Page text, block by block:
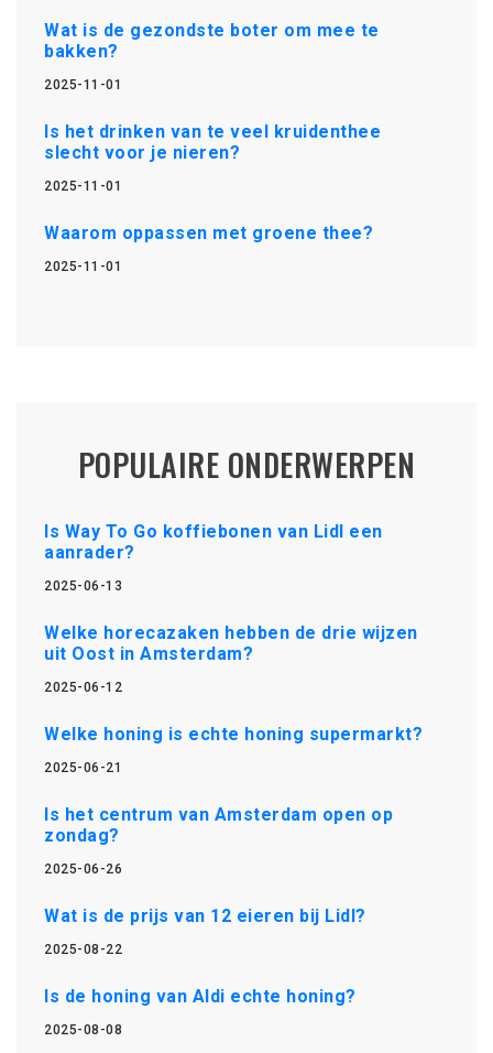
Wat is de gezondste boter om mee te
bakken?
2025-11-01
Is het drinken van te veel kruidenthee
slecht voor je nieren?
2025-11-01
Waarom oppassen met groene thee?
2025-11-01
POPULAIRE ONDERWERPEN
Is Way To Go koffiebonen van Lidl een
aanrader?
2025-06-13
Welke horecazaken hebben de drie wijzen
uit Oost in Amsterdam?
2025-06-12
Welke honing is echte honing supermarkt?
2025-06-21
Is het centrum van Amsterdam open op
zondag?
2025-06-26
Wat is de prijs van 12 eieren bij Lidl?
2025-08-22
Is de honing van Aldi echte honing?
2025-08-08